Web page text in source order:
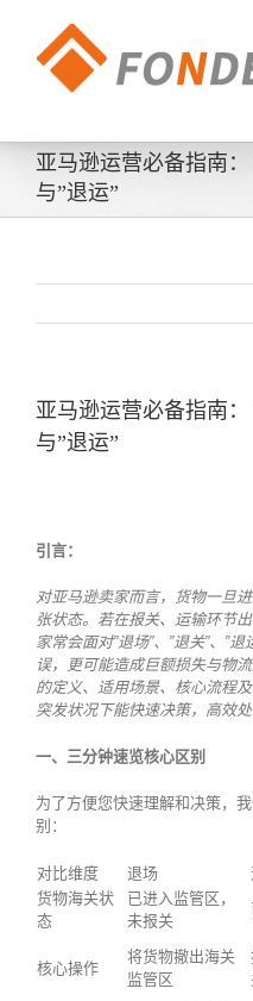
亚马逊运营必备指南
与”退运”
亚马逊运营必备指南
与”退运”
引言：
对亚马逊卖家而言，货物一旦
张状态。若在报关、运输环节
家常会面对”退场”、”退关”、”
误，更可能造成巨额损失与物
的定义、适用场景、核心流程
突发状况下能快速决策，高效处
一、三分钟速览核心区别
为了方便您快速理解和决策，
别：
对比维度 退场
货物海关状
态
已进入监管区，
未报关
核心操作
将货物撤出海关
监管区